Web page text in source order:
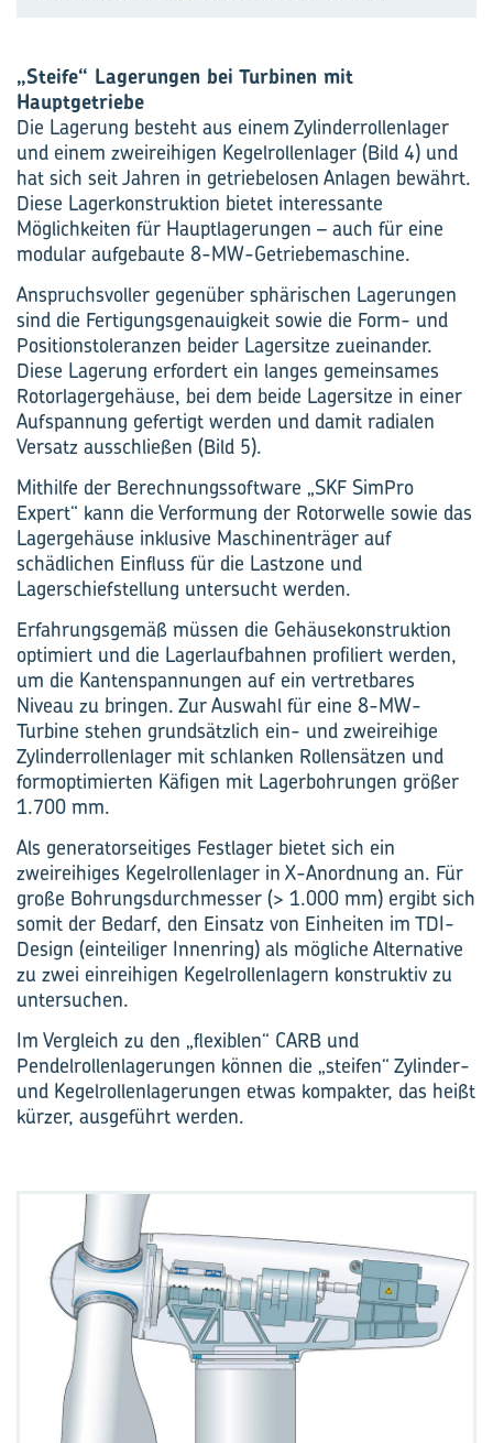
„Steife“ Lagerungen bei Turbinen mit
Hauptgetriebe
Die Lagerung besteht aus einem Zylinderrollenlager
und einem zweireihigen Kegelrollenlager (Bild 4) und
hat sich seit Jahren in getriebelosen Anlagen bewährt.
Diese Lagerkonstruktion bietet interessante
Möglichkeiten für Hauptlagerungen – auch für eine
modular aufgebaute 8-MW-Getriebemaschine.
Anspruchsvoller gegenüber sphärischen Lagerungen
sind die Fertigungsgenauigkeit sowie die Form- und
Positionstoleranzen beider Lagersitze zueinander.
Diese Lagerung erfordert ein langes gemeinsames
Rotorlagergehäuse, bei dem beide Lagersitze in einer
Aufspannung gefertigt werden und damit radialen
Versatz ausschließen (Bild 5).
Mithilfe der Berechnungssoftware „SKF SimPro
Expert“ kann die Verformung der Rotorwelle sowie das
Lagergehäuse inklusive Maschinenträger auf
schädlichen Einfluss für die Lastzone und
Lagerschiefstellung untersucht werden.
Erfahrungsgemäß müssen die Gehäusekonstruktion
optimiert und die Lagerlaufbahnen profiliert werden,
um die Kantenspannungen auf ein vertretbares
Niveau zu bringen. Zur Auswahl für eine 8-MW-
Turbine stehen grundsätzlich ein- und zweireihige
Zylinderrollenlager mit schlanken Rollensätzen und
formoptimierten Käfigen mit Lagerbohrungen größer
1.700 mm.
Als generatorseitiges Festlager bietet sich ein
zweireihiges Kegelrollenlager in X-Anordnung an. Für
große Bohrungsdurchmesser (> 1.000 mm) ergibt sich
somit der Bedarf, den Einsatz von Einheiten im TDI-
Design (einteiliger Innenring) als mögliche Alternative
zu zwei einreihigen Kegelrollenlagern konstruktiv zu
untersuchen.
Im Vergleich zu den „flexiblen“ CARB und
Pendelrollenlagerungen können die „steifen“ Zylinder-
und Kegelrollenlagerungen etwas kompakter, das heißt
kürzer, ausgeführt werden.